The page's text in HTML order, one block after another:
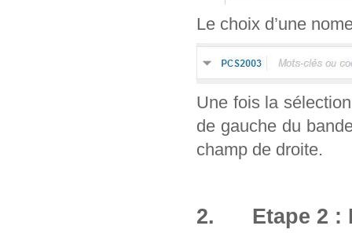
Le choix d’une
Une fois la
de gauche du
champ de droite.
2. Etape 2 :